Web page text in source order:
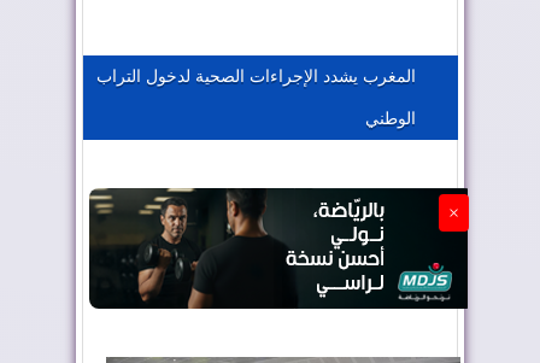
الجزائر تستسلم لفرنسا
المغرب يشدد الإجراءات الصحية لدخول التراب
الوطني
×